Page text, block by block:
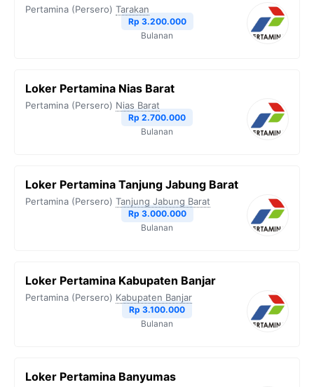
Pertamina (Persero) Tarakan
Rp 3.200.000
Bulanan
Loker Pertamina Nias Barat
Pertamina (Persero) Nias Barat
Rp 2.700.000
Bulanan
Loker Pertamina Tanjung Jabung Barat
Pertamina (Persero) Tanjung Jabung Barat
Rp 3.000.000
Bulanan
Loker Pertamina Kabupaten Banjar
Pertamina (Persero) Kabupaten Banjar
Rp 3.100.000
Bulanan
Loker Pertamina Banyumas